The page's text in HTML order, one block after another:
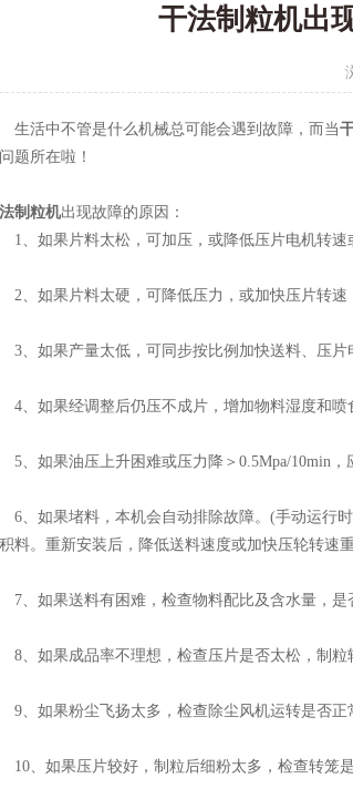
干法制粒机出
活中不管是什么机械总可能会遇到故障，而当
题所在啦！
制粒机出现故障的原因：
如果片料太松，可加压，或降低压片电机转速
如果片料太硬，可降低压力，或加快压片转速
如果产量太低，可同步按比例加快送料、压片
如果经调整后仍压不成片，增加物料湿度和喷
如果油压上升困难或压力降＞0.5Mpa/10min，
如果堵料，本机会自动排除故障。(手动运行时
料。重新安装后，降低送料速度或加快压轮转速
如果送料有困难，检查物料配比及含水量，是
如果成品率不理想，检查压片是否太松，制粒
如果粉尘飞扬太多，检查除尘风机运转是否正
、如果压片较好，制粒后细粉太多，检查转笼是